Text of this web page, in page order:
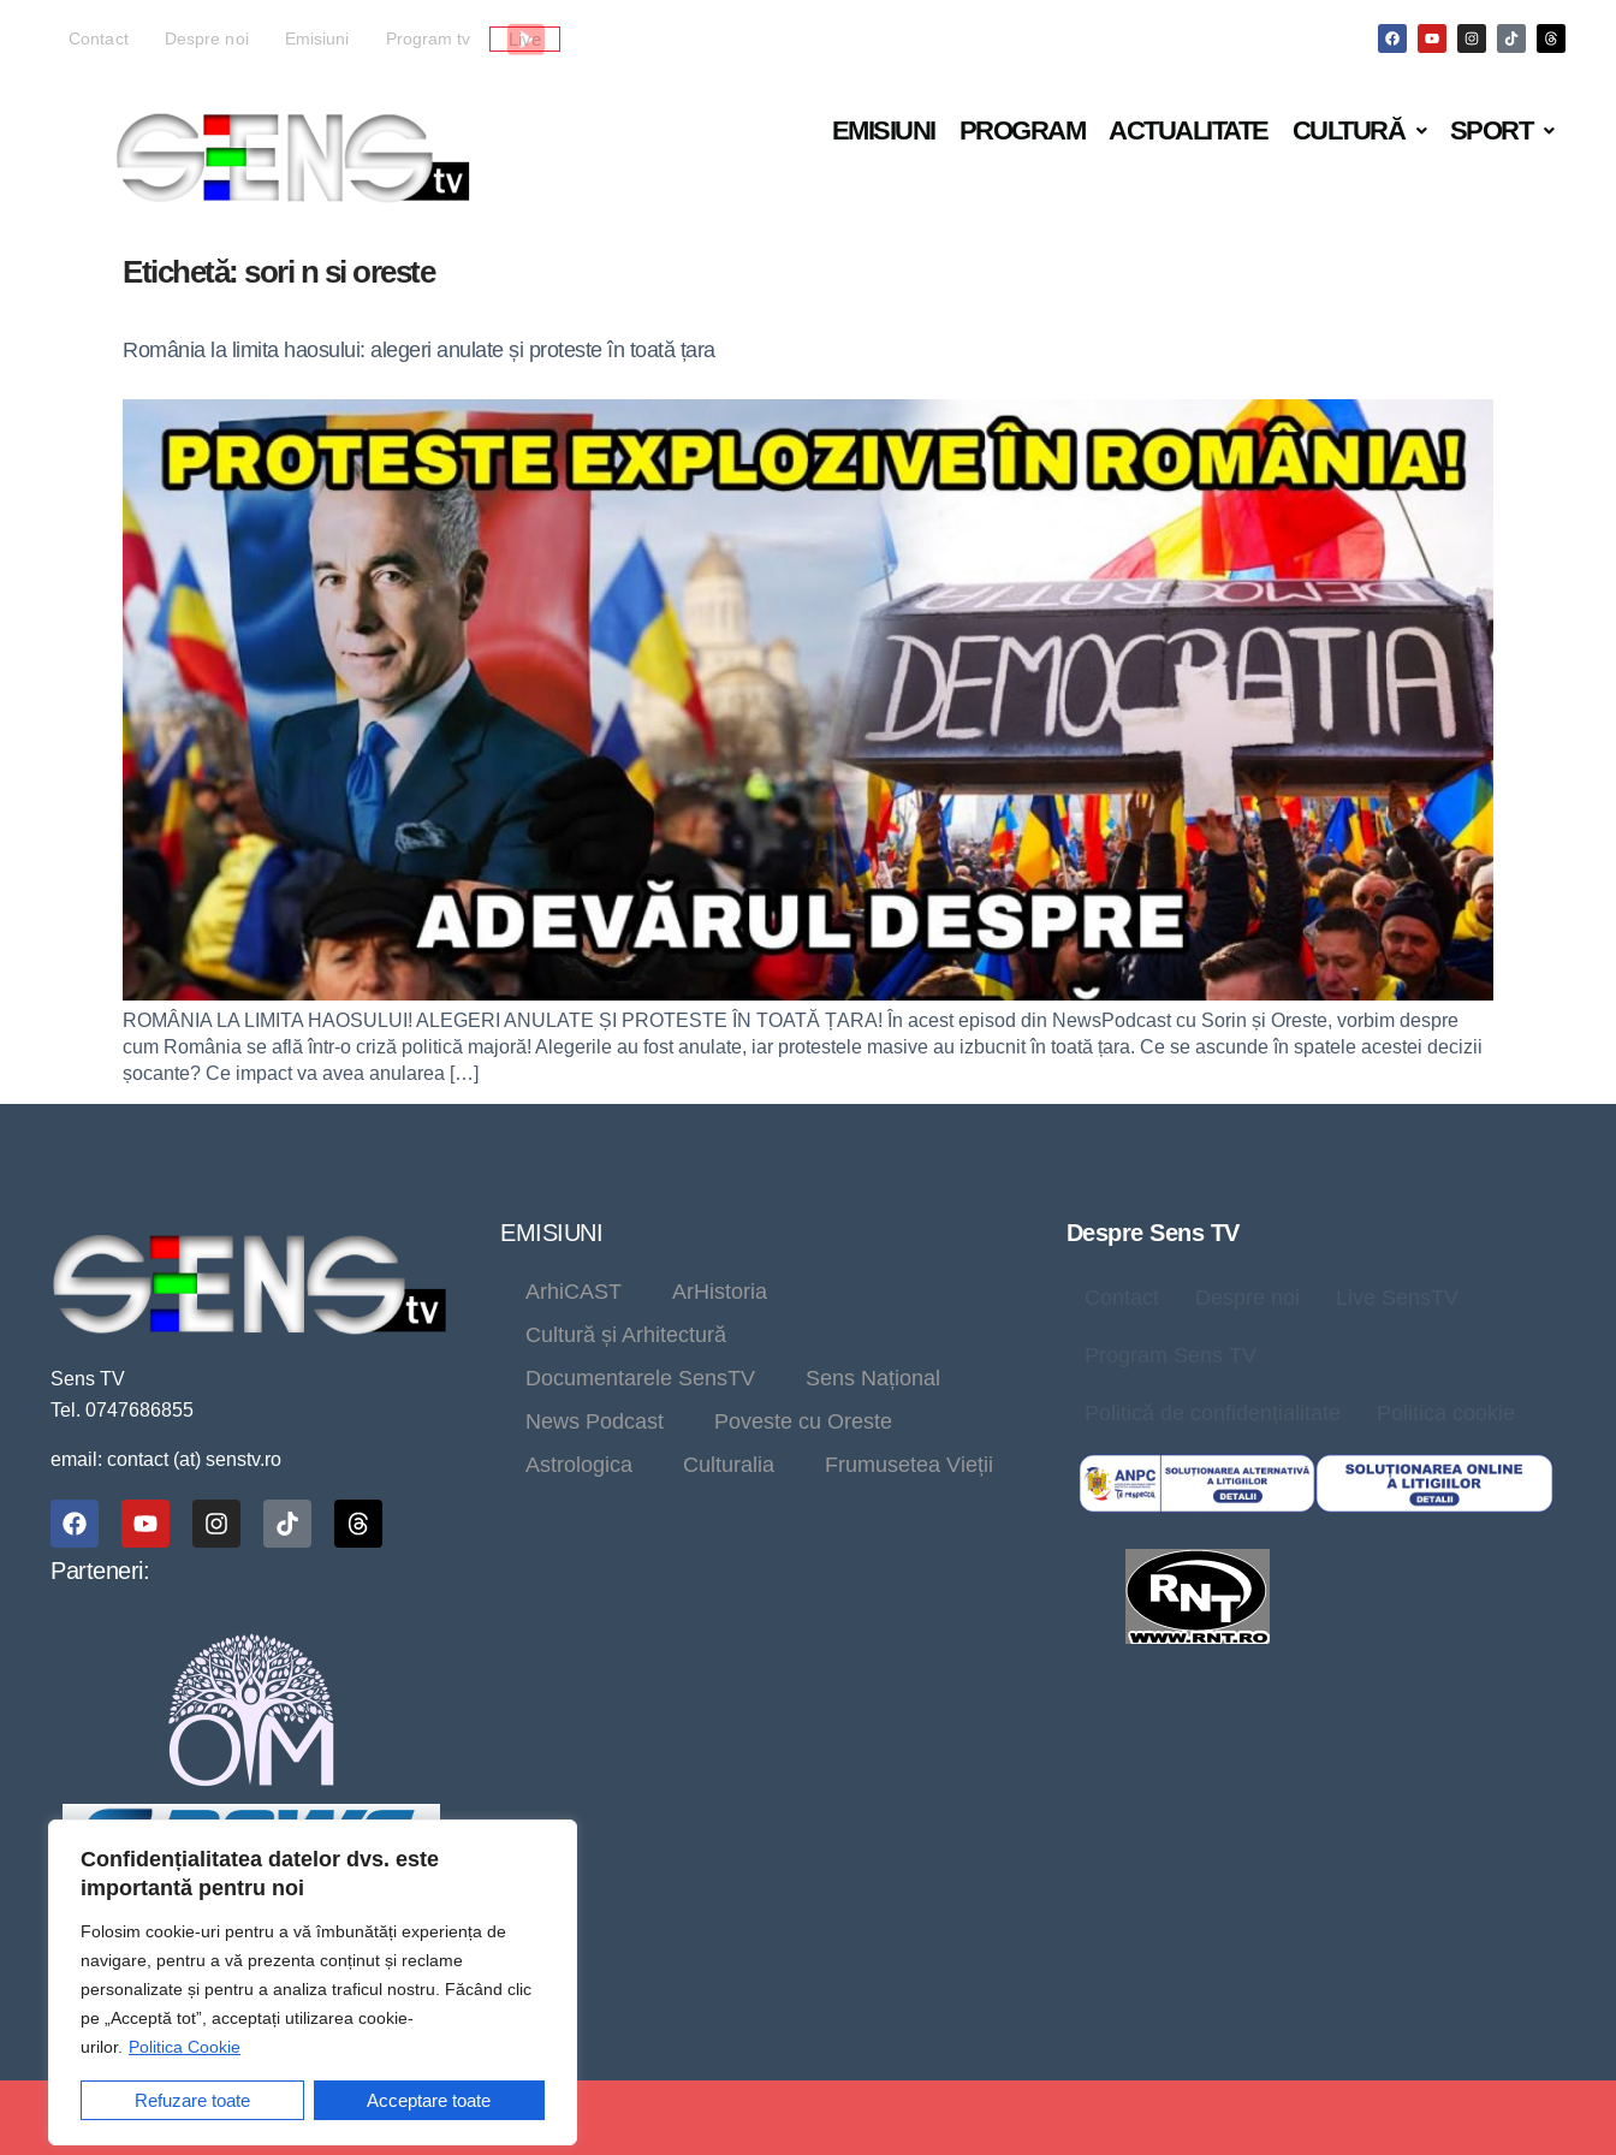
Confidențialitatea datelor dvs. este
importantă pentru noi
Folosim cookie-uri pentru a vă îmbunătăți experiența de
navigare, pentru a vă prezenta conținut și reclame
personalizate și pentru a analiza traficul nostru. Făcând clic
pe „Acceptă tot”, acceptați utilizarea cookie-
urilor. Politica Cookie
Refuzare toate Acceptare toate
Contact Despre noi Emisiuni Program tv Live
EMISIUNI PROGRAM ACTUALITATE CULTURĂ SPORT
Etichetă: sori n si oreste
România la limita haosului: alegeri anulate și proteste în toată țara
ROMÂNIA LA LIMITA HAOSULUI! ALEGERI ANULATE ȘI PROTESTE ÎN TOATĂ ȚARA! În acest episod din NewsPodcast cu Sorin și Oreste, vorbim despre
cum România se află într-o criză politică majoră! Alegerile au fost anulate, iar protestele masive au izbucnit în toată țara. Ce se ascunde în spatele acestei decizii
șocante? Ce impact va avea anularea […]
Sens TV
Tel. 0747686855
email: contact (at) senstv.ro
Parteneri:
EMISIUNI
ArhiCAST
ArHistoria
Cultură și Arhitectură
Documentarele SensTV
Sens Național
News Podcast
Poveste cu Oreste
Astrologica
Culturalia Frumusetea Vieții
Despre Sens TV
@Sens TV | Dă sens omului din tine!